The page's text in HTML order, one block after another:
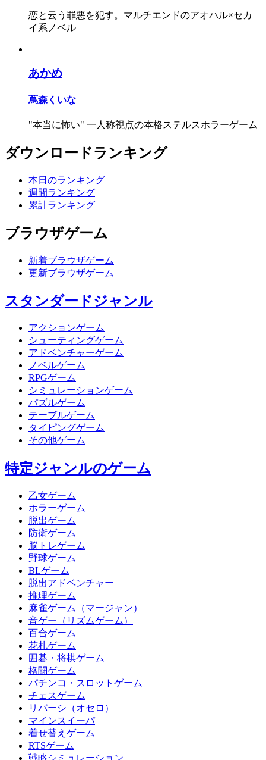
恋と云う罪悪を犯す。マルチエンドのアオハル×セカ
イ系ノベル
あかめ
蔦森くいな
"本当に怖い" 一人称視点の本格ステルスホラーゲーム
ダウンロードランキング
本日のランキング
週間ランキング
累計ランキング
ブラウザゲーム
新着ブラウザゲーム
更新ブラウザゲーム
スタンダードジャンル
アクションゲーム
シューティングゲーム
アドベンチャーゲーム
ノベルゲーム
RPGゲーム
シミュレーションゲーム
パズルゲーム
テーブルゲーム
タイピングゲーム
その他ゲーム
特定ジャンルのゲーム
乙女ゲーム
ホラーゲーム
脱出ゲーム
防衛ゲーム
脳トレゲーム
野球ゲーム
BLゲーム
脱出アドベンチャー
推理ゲーム
麻雀ゲーム（マージャン）
音ゲー（リズムゲーム）
百合ゲーム
花札ゲーム
囲碁・将棋ゲーム
格闘ゲーム
パチンコ・スロットゲーム
チェスゲーム
リバーシ（オセロ）
マインスイーパ
着せ替えゲーム
RTSゲーム